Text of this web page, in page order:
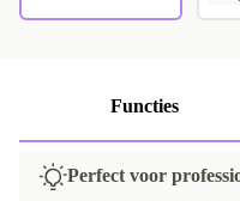
Functies
Perfect voor